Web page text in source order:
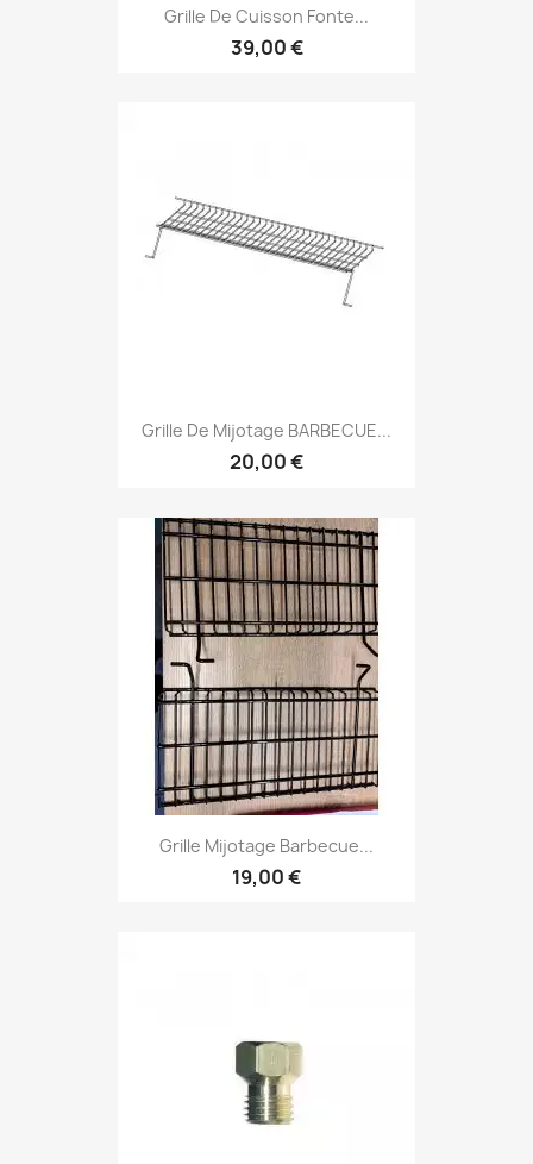
Grille De Cuisson Fonte...
39,00 €
Grille De Mijotage BARBECUE...
20,00 €
Grille Mijotage Barbecue...
19,00 €